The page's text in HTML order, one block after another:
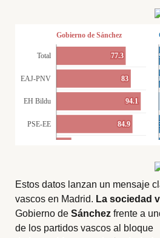
Estos datos lanzan un mensaje
vascos en Madrid. La sociedad
Gobierno deSánchez frente a
de los partidos vascos al bloque